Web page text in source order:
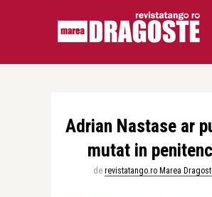
Adrian Nastase ar
mutat in
de revistatango.ro Marea